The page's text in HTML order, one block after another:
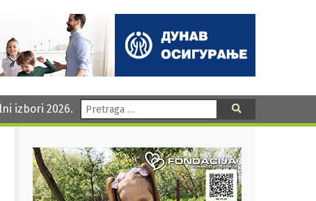
izbori 2026. Pretraga: